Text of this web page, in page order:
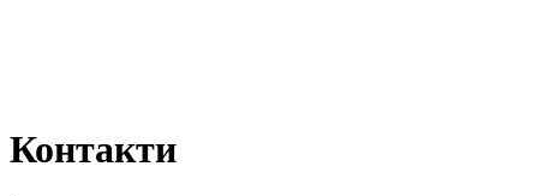
Контакти